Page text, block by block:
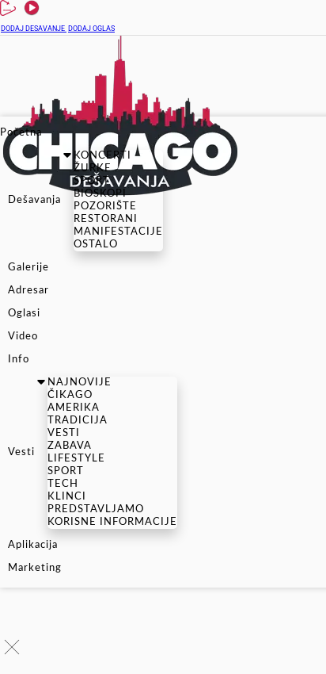
DODAJ DESAVANJE DODAJ OGLAS
Početna
Dešavanja
KONCERTI
ŽURKE
SPORT
BIOSKOPI
POZORIŠTE
RESTORANI
MANIFESTACIJE
OSTALO
Galerije
Adresar
Oglasi
Video
Info
Vesti
NAJNOVIJE
ČIKAGO
AMERIKA
TRADICIJA
VESTI
ZABAVA
LIFESTYLE
SPORT
TECH
KLINCI
PREDSTAVLJAMO
KORISNE INFORMACIJE
Aplikacija
Marketing